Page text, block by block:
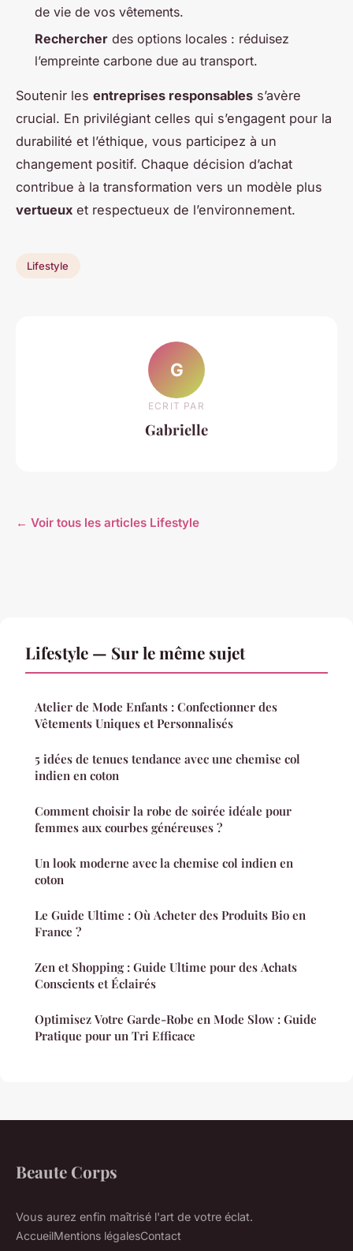
de vie de vos vêtements.
Rechercher des options locales : réduisez
l’empreinte carbone due au transport.
Soutenir les entreprises responsables s’avère
crucial. En privilégiant celles qui s’engagent pour la
durabilité et l’éthique, vous participez à un
changement positif. Chaque décision d’achat
contribue à la transformation vers un modèle plus
vertueux et respectueux de l’environnement.
Lifestyle
G
ECRIT PAR
Gabrielle
← Voir tous les articles Lifestyle
Lifestyle — Sur le même sujet
Atelier de Mode Enfants : Confectionner des
Vêtements Uniques et Personnalisés
5 idées de tenues tendance avec une chemise col
indien en coton
Comment choisir la robe de soirée idéale pour
femmes aux courbes généreuses ?
Un look moderne avec la chemise col indien en
coton
Le Guide Ultime : Où Acheter des Produits Bio en
France ?
Zen et Shopping : Guide Ultime pour des Achats
Conscients et Éclairés
Optimisez Votre Garde-Robe en Mode Slow : Guide
Pratique pour un Tri Efficace
Beaute Corps
Vous aurez enfin maîtrisé l'art de votre éclat.
AccueilMentions légalesContact